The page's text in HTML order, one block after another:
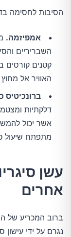
הסיבות לחסימה
אמפיזמה.
השבריריים
קטנים קורסים
האוויר אל
ברונכיטיס
דלקתיות
אשר יכול
מתפתח שיעול
עשן
אחרים
נגרם על ידי עישון